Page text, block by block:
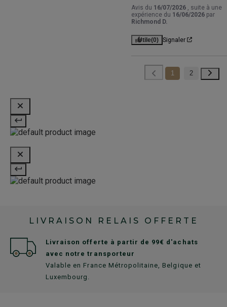
Avis du 16/07/2026
, suite à une
expérience du 16/06/2026 par
Richmond D.
Utile(0) Signaler
1 2
LIVRAISON RELAIS OFFERTE
Livraison offerte à partir de 99€ d'achats
avec notre transporteur
Valable en France Métropolitaine, Belgique et
Luxembourg.